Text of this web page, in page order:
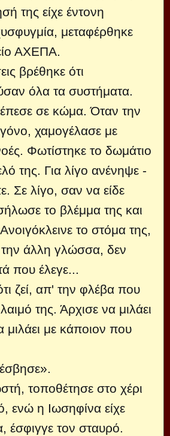
της είχε έντονη
μεταφέρθηκε
ΑΧΕΠΑ.
βρέθηκε ότι
όλα τα συστήματα.
σε κώμα. Όταν την
χαμογέλασε με
Φωτίστηκε το δωμάτιο
της. Για λίγο ανένηψε -
Σε λίγο, σαν να είδε
το βλέμμα της και
το στόμα της,
άλλη γλώσσα, δεν
που έλεγε...
ζεί, απ' την φλέβα που
της. Άρχισε να μιλάει
μιλάει με κάποιον που
τοποθέτησε στο χέρι
ενώ η Ιωσηφίνα είχε
έσφιγγε τον σταυρό.